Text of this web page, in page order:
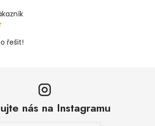
řešit!
nás na Instagramu